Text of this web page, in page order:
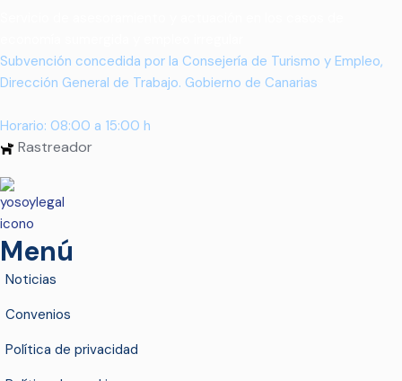
Subvención concedida por la Consejería de Turismo y Empleo,
Dirección General de Trabajo. Gobierno de Canarias
Horario: 08:00 a 15:00 h
Rastreador
Menú
Noticias
Convenios
Política de privacidad